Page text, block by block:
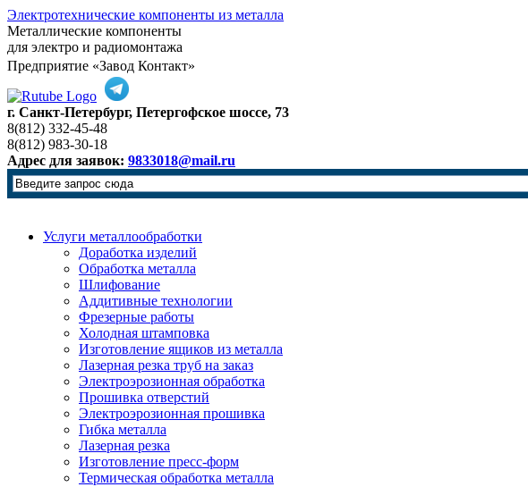
Электротехнические компоненты из металла
Металлические компоненты
для электро и радиомонтажа
Предприятие «Завод Контакт»
г. Санкт-Петербург, Петергофское шоссе, 73
8(812) 332-45-48
8(812) 983-30-18
Адрес для заявок: 9833018@mail.ru
Услуги металлообработки
Доработка изделий
Обработка металла
Шлифование
Аддитивные технологии
Фрезерные работы
Холодная штамповка
Изготовление ящиков из металла
Лазерная резка труб на заказ
Электроэрозионная обработка
Прошивка отверстий
Электроэрозионная прошивка
Гибка металла
Лазерная резка
Изготовление пресс-форм
Термическая обработка металла